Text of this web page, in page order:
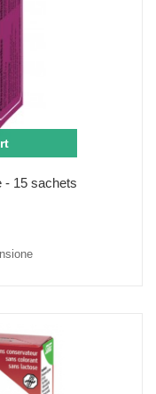
- 15 sachets